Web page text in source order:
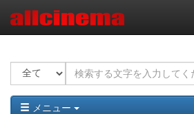
メニュー